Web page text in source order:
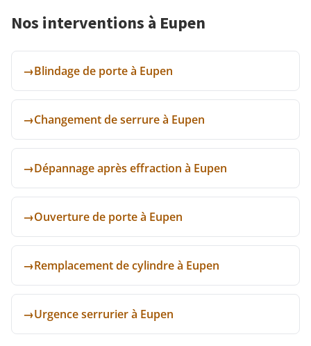
Nos interventions à Eupen
→Blindage de porte à Eupen
→Changement de serrure à Eupen
→Dépannage après effraction à Eupen
→Ouverture de porte à Eupen
→Remplacement de cylindre à Eupen
→Urgence serrurier à Eupen